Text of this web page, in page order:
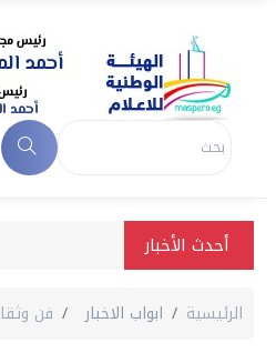
أحدث الأخبار
الرئيسية ابواب الاخبار فن